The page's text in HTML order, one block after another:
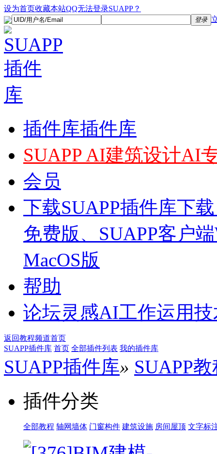
设为首页收藏本站QQ无法登录SUAPP？
登录
插件库插件库
SUAPP AI建筑设计AI
会员
下载SUAPP插件库下
免费版、SUAPP客户
MacOS版
帮助
论坛灵感AI工作运用
返回教程频道首页
SUAPP插件库 首页 全部插件列表 我的插件库
SUAPP插件库» SUAPP
插件分类
全部教程 轴网墙体 门窗构件 建筑设施 房间屋顶 文字标